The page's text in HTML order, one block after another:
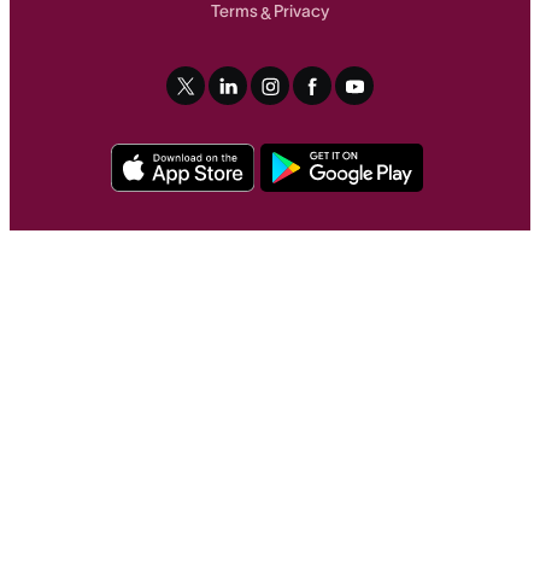
Terms&Privacy